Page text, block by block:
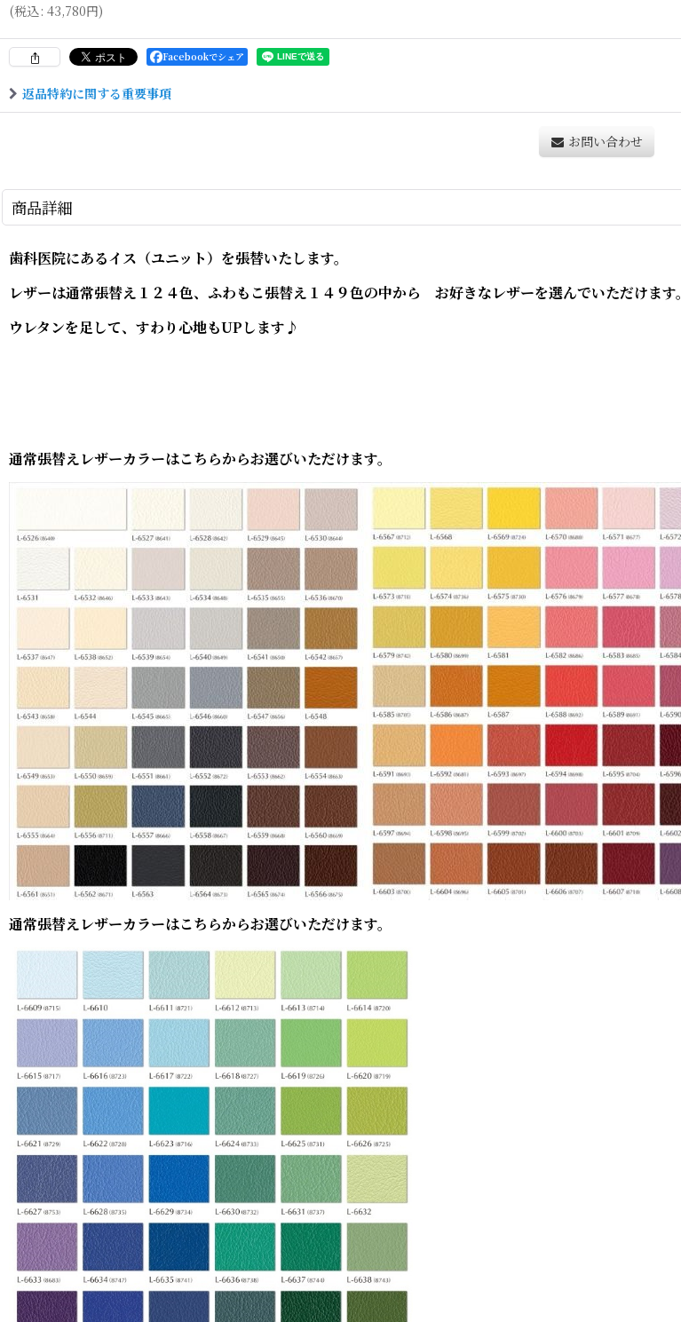
(税込: 43,780円)
Facebookでシェア
返品特約に関する重要事項
お問い合わせ
商品詳細
歯科医院にあるイス（ユニット）を張替いたします。
レザーは通常張替え１２４色、ふわもこ張替え１４９色の中から お好きなレザーを選んでいただけます。
ウレタンを足して、すわり心地もUPします♪
通常張替えレザーカラーはこちらからお選びいただけます。
通常張替えレザーカラーはこちらからお選びいただけます。